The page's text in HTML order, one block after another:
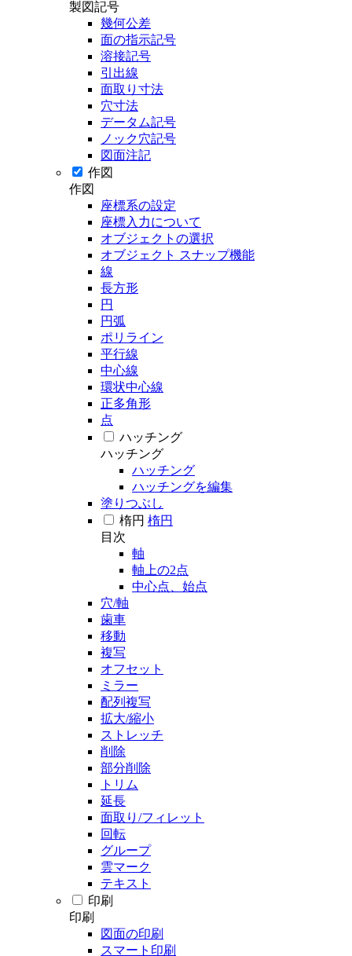
製図記号
幾何公差
面の指示記号
溶接記号
引出線
面取り寸法
穴寸法
データム記号
ノック穴記号
図面注記
作図
作図
座標系の設定
座標入力について
オブジェクトの選択
オブジェクト スナップ機能
線
長方形
円
円弧
ポリライン
平行線
中心線
環状中心線
正多角形
点
ハッチング
ハッチング
ハッチング
ハッチングを編集
塗りつぶし
楕円 楕円
目次
軸
軸上の2点
中心点、始点
穴/軸
歯車
移動
複写
オフセット
ミラー
配列複写
拡大/縮小
ストレッチ
削除
部分削除
トリム
延長
面取り/フィレット
回転
グループ
雲マーク
テキスト
印刷
印刷
図面の印刷
スマート印刷